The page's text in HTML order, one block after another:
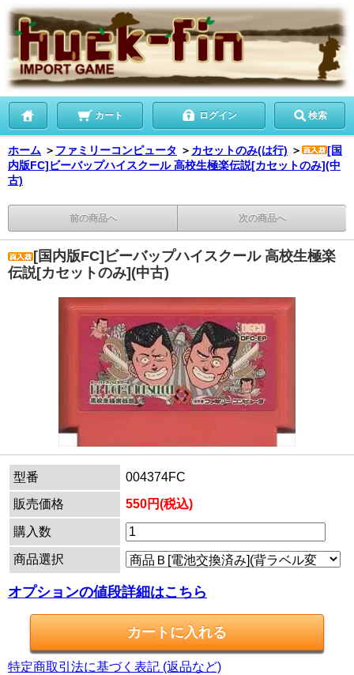
カート ログイン 検索
ホーム ＞ ファミリーコンピュータ ＞ カセットのみ(は行) ＞
[国
内版FC]ビーバップハイスクール 高校生極楽伝説[カセットのみ](中
古)
前の商品へ 次の商品へ
[国内版FC]ビーバップハイスクール 高校生極楽
伝説[カセットのみ](中古)
型番
004374FC
販売価格
550円(税込)
購入数
商品選択
オプションの値段詳細はこちら
特定商取引法に基づく表記 (返品など)